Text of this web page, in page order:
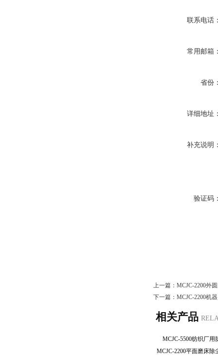
联系电话
常用邮箱
省份
详细地址
补充说明
验证码
上一篇： MCJC-2200外
下一篇： MCJC-2200机
相关产品
MCJC-5500纺织厂
MCJC-2200平面磨床